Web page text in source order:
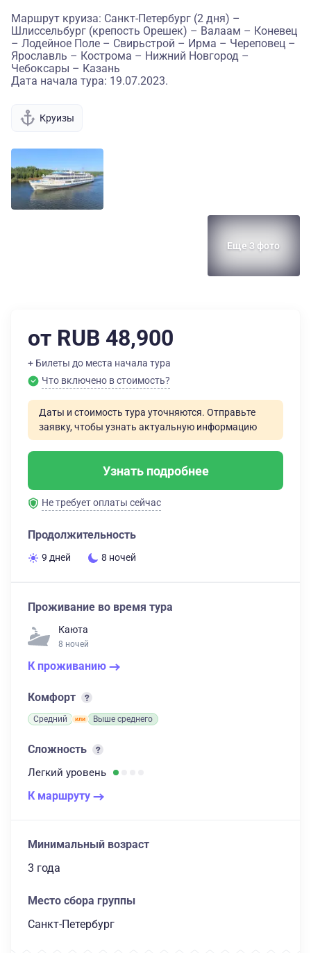
Маршрут круиза: Санкт-Петербург (2 дня) –
Шлиссельбург (крепость Орешек) – Валаам – Коневец
– Лодейное Поле – Свирьстрой – Ирма – Череповец –
Ярославль – Кострома – Нижний Новгород –
Чебоксары – Казань
Дата начала тура: 19.07.2023.
Круизы
Еще 3 фото
от RUB 48,900
+ Билеты до места начала тура
Что включено в стоимость?
Даты и стоимость тура уточняются. Отправьте
заявку, чтобы узнать актуальную информацию
Узнать подробнее
Не требует оплаты сейчас
Продолжительность
9 дней 8 ночей
Проживание во время тура
Каюта
8 ночей
К проживанию
Комфорт
Средний Выше среднего
Сложность
Легкий уровень
К маршруту
Минимальный возраст
3 года
Место сбора группы
Санкт-Петербург